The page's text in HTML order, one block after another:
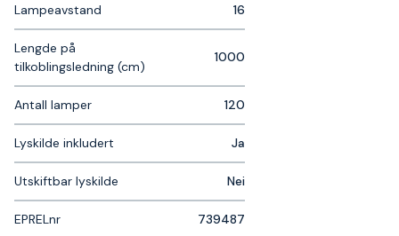
Lampeavstand 16
Lengde på
tilkoblingsledning (cm)
1000
Antall lamper 120
Lyskilde inkludert Ja
Utskiftbar lyskilde Nei
EPRELnr 739487